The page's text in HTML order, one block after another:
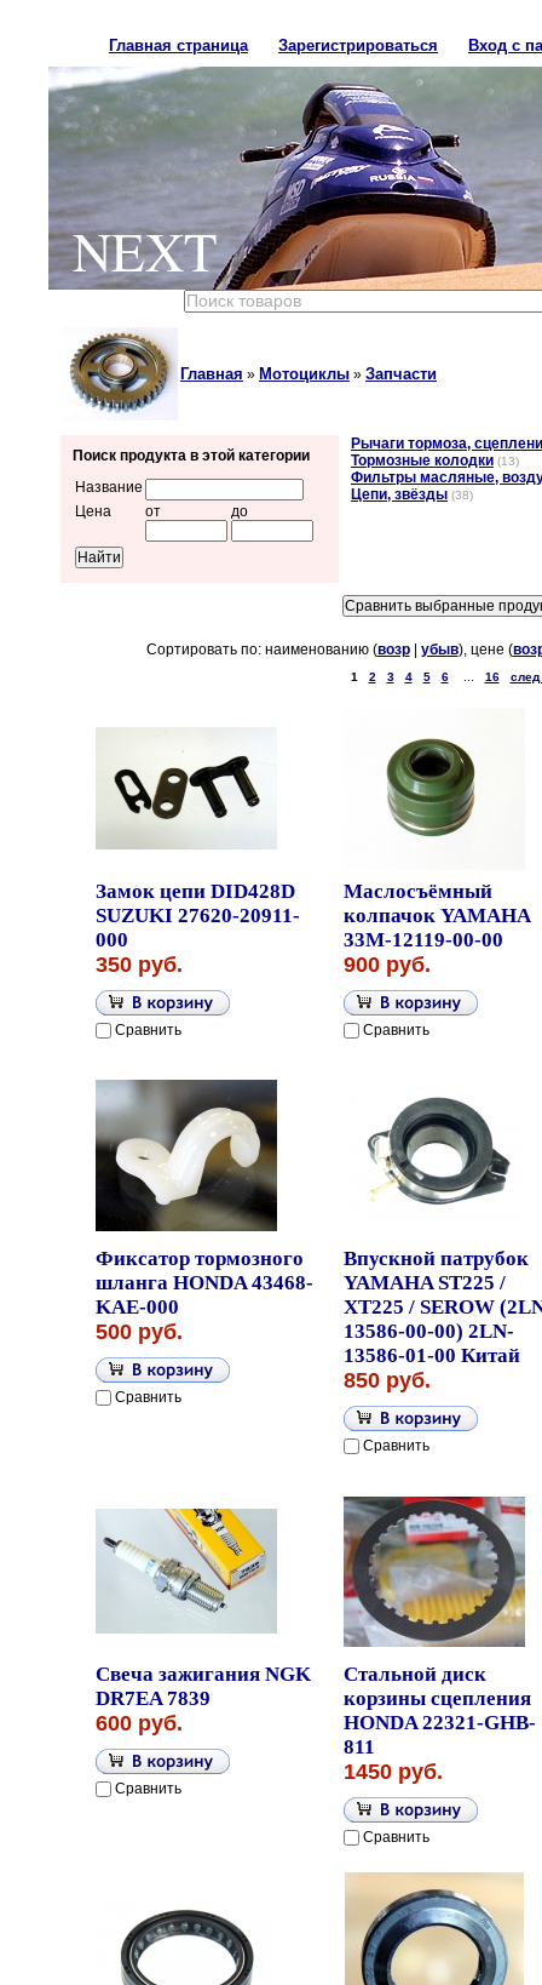
Главная страница Зарегистрироваться Вход с
NEXT
Главная » Мотоциклы » Запчасти
Поиск продукта в этой категории
Название
Цена
от до
Рычаги тормоза,
Тормозные колодки (13)
Фильтры масляные,
Цепи, звёзды (38)
Сортировать по: наименованию (возр| убыв), цене (
1 2 3 4 5 6... 16 след
Замок цепи DID428D
SUZUKI 27620-20911-
000
350 руб.
Сравнить
Маслосъёмный
колпачок YAMAHA
33M-12119-00-00
900 руб.
Сравнить
Фиксатор тормозного
шланга HONDA 43468-
KAE-000
500 руб.
Сравнить
Впускной патрубок
YAMAHA ST225 /
XT225 / SEROW
13586-00-00) 2LN-
13586-01-00 Китай
850 руб.
Сравнить
Свеча зажигания NGK
DR7EA 7839
600 руб.
Сравнить
Стальной диск
корзины сцепления
HONDA 22321-GHB-
811
1450 руб.
Сравнить